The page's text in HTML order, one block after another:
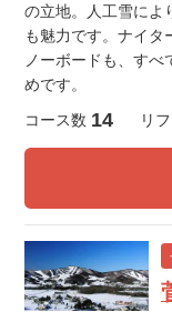
の立地。人工雪によ
も魅力です。ナイタ
ノーボードも、す
めです。
コース数 14 リ